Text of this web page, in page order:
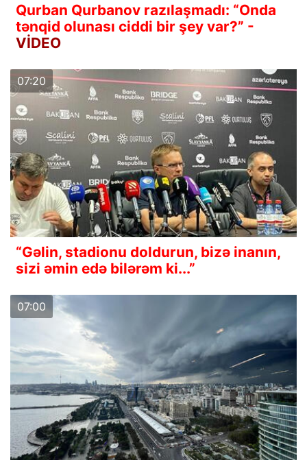
Qurban Qurbanov razılaşmadı: “Onda
tənqid olunası ciddi bir şey var?” -
VİDEO
07:20
“Gəlin, stadionu doldurun, bizə inanın,
sizi əmin edə bilərəm ki...”
07:00